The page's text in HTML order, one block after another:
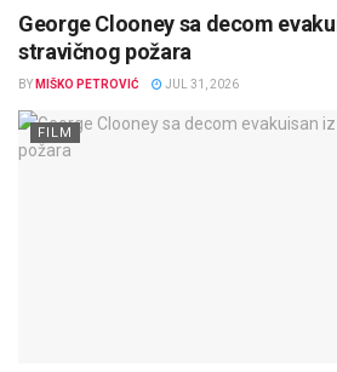
George Clooney sa decom
stravičnog požara
BY MIŠKO PETROVIĆ JUL 31, 2026
FILM